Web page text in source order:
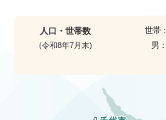
人口・世帯数
(令和8年7月末)
世帯：
男：